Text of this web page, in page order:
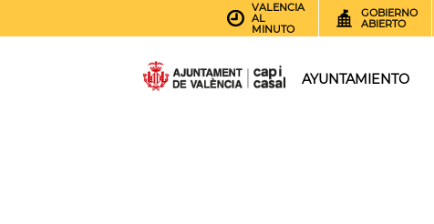
VALENCIA
AL
MINUTO
GOBIERNO
ABIERTO
AYUNTAMIENTO